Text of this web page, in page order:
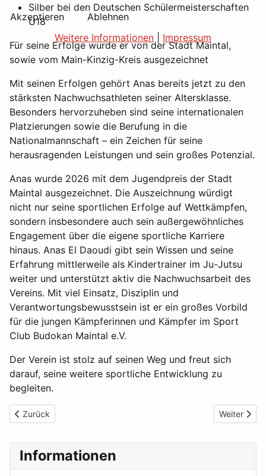
Informationen
Silber bei den Deutschen Schülermeisterschaften
U18
Für seine Erfolge wurde er von der Stadt Maintal,
sowie vom Main-Kinzig-Kreis ausgezeichnet
Mit seinen Erfolgen gehört Anas bereits jetzt zu den
stärksten Nachwuchsathleten seiner Altersklasse.
Besonders hervorzuheben sind seine internationalen
Platzierungen sowie die Berufung in die
Nationalmannschaft – ein Zeichen für seine
herausragenden Leistungen und sein großes Potenzial.
Anas wurde 2026 mit dem Jugendpreis der Stadt
Maintal ausgezeichnet. Die Auszeichnung würdigt
nicht nur seine sportlichen Erfolge auf Wettkämpfen,
sondern insbesondere auch sein außergewöhnliches
Engagement über die eigene sportliche Karriere
hinaus. Anas El Daoudi gibt sein Wissen und seine
Erfahrung mittlerweile als Kindertrainer im Ju-Jutsu
weiter und unterstützt aktiv die Nachwuchsarbeit des
Vereins. Mit viel Einsatz, Disziplin und
Verantwortungsbewusstsein ist er ein großes Vorbild
für die jungen Kämpferinnen und Kämpfer im Sport
Club Budokan Maintal e.V.
Der Verein ist stolz auf seinen Weg und freut sich
darauf, seine weitere sportliche Entwicklung zu
begleiten.
Vorheriger Beitrag: Sport Club Budokan Maintal überzeugt bei
Zurück Nächster
Weiter
Akzeptieren
Ablehnen
Weitere Informationen
Impressum